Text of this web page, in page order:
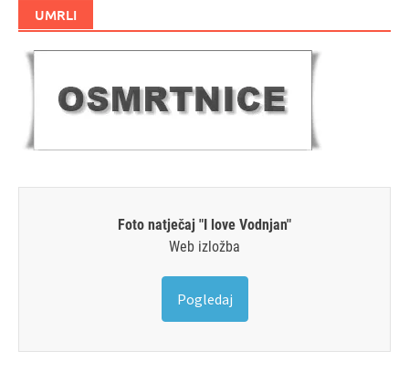
UMRLI
Foto natječaj "I love Vodnjan"
Web izložba
Pogledaj